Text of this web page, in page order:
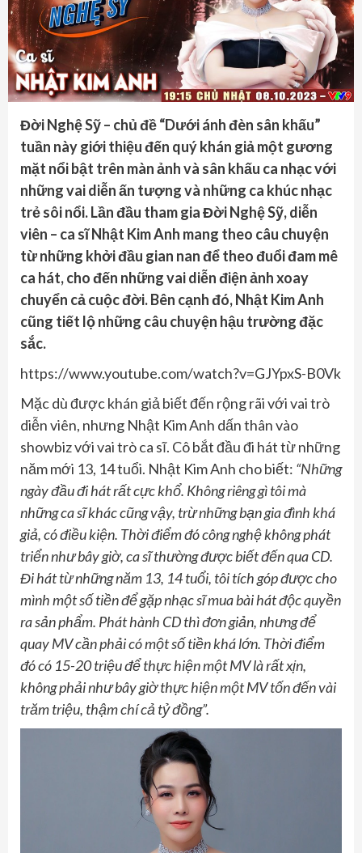
Đời Nghệ Sỹ – chủ đề “Dưới ánh đèn sân khấu”
tuần này giới thiệu đến quý khán giả một gương
mặt nổi bật trên màn ảnh và sân khấu ca nhạc với
những vai diễn ấn tượng và những ca khúc nhạc
trẻ sôi nổi. Lần đầu tham gia Đời Nghệ Sỹ, diễn
viên – ca sĩ Nhật Kim Anh mang theo câu chuyện
từ những khởi đầu gian nan để theo đuổi đam mê
ca hát, cho đến những vai diễn điện ảnh xoay
chuyển cả cuộc đời. Bên cạnh đó, Nhật Kim Anh
cũng tiết lộ những câu chuyện hậu trường đặc
sắc.
https://www.youtube.com/watch?v=GJYpxS-B0Vk
Mặc dù được khán giả biết đến rộng rãi với vai trò
diễn viên, nhưng Nhật Kim Anh dấn thân vào
showbiz với vai trò ca sĩ. Cô bắt đầu đi hát từ những
năm mới 13, 14 tuổi. Nhật Kim Anh cho biết: “Những
ngày đầu đi hát rất cực khổ. Không riêng gì tôi mà
những ca sĩ khác cũng vậy, trừ những bạn gia đình khá
giả, có điều kiện. Thời điểm đó công nghệ không phát
triển như bây giờ, ca sĩ thường được biết đến qua CD.
Đi hát từ những năm 13, 14 tuổi, tôi tích góp được cho
mình một số tiền để gặp nhạc sĩ mua bài hát độc quyền
ra sản phẩm. Phát hành CD thì đơn giản, nhưng để
quay MV cần phải có một số tiền khá lớn. Thời điểm
đó có 15-20 triệu để thực hiện một MV là rất xịn,
không phải như bây giờ thực hiện một MV tốn đến vài
trăm triệu, thậm chí cả tỷ đồng”.